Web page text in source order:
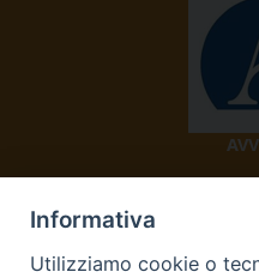
Informativa
Utilizziamo cookie o